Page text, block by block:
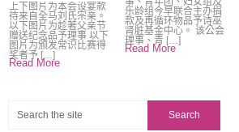
上下图片为本会设宴款
待来自全马刘氏宗亲。
以下图片为趁著父亲节
赠送纪念品予理事 以下
图片为颁发常识比赛得
奖者予 […]
Read More
乐龄组今早联合主办捐
款及再循环物品予诗巫
肾脏基金中心。 该公会
理事、青 […]
Read More